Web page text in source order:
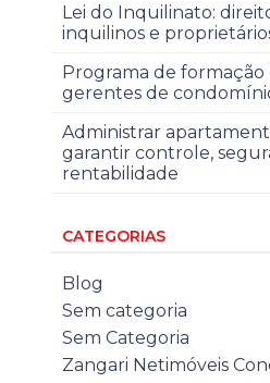
Lei do Inquilinato:
inquilinos e
Programa de formação
gerentes de
Administrar
garantir controle,
rentabilidade
CATEGORIAS
Blog
Sem categoria
Sem Categoria
Zangari Netimóveis